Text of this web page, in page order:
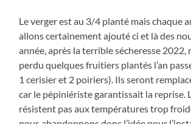
Le verger est au 3/4 planté mais chaque
allons certainement ajouté ci et là des
année, après la terrible sécheresse 2022,
perdu quelques fruitiers plantés l’an
1 cerisier et 2 poiriers). Ils seront
car le pépiniériste garantissait la reprise.
résistent pas aux températures trop